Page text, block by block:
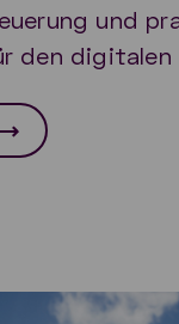
und
den digitalen